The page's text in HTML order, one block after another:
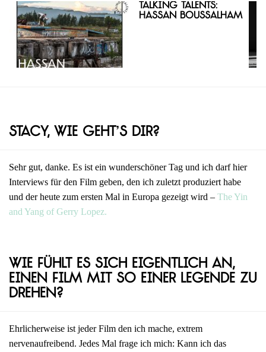
Talking Talents:
Hassan Boussalham
Stacy, wie geht’s dir?
Sehr gut, danke. Es ist ein wunderschöner Tag und ich darf hier
Interviews für den Film geben, den ich zuletzt produziert habe
und der heute zum ersten Mal in Europa gezeigt wird – The Yin
and Yang of Gerry Lopez.
Wie fühlt es sich eigentlich an,
einen Film mit so einer Legende zu
drehen?
Ehrlicherweise ist jeder Film den ich mache, extrem
nervenaufreibend. Jedes Mal frage ich mich: Kann ich das